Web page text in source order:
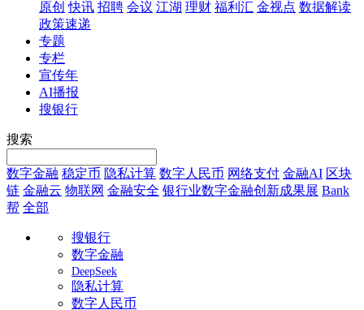
原创 快讯 招聘 会议 江湖 理财 福利汇 金视点 数据解读
政策速递
专题
专栏
宣传年
AI播报
搜银行
搜索
数字金融 稳定币 隐私计算 数字人民币 网络支付 金融AI 区块
链 金融云 物联网 金融安全 银行业数字金融创新成果展 Bank
帮 全部
搜银行
数字金融
DeepSeek
隐私计算
数字人民币